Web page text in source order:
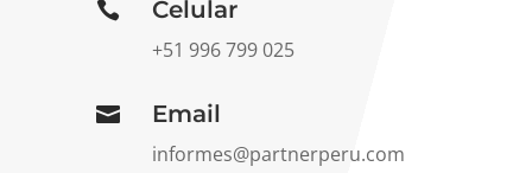
 Celular
+51 996 799 025
 Email
informes@partnerperu.com